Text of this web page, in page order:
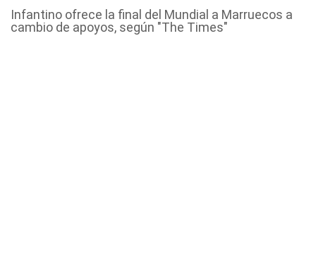
Infantino ofrece la final del Mundial a Marruecos a
cambio de apoyos, según "The Times"